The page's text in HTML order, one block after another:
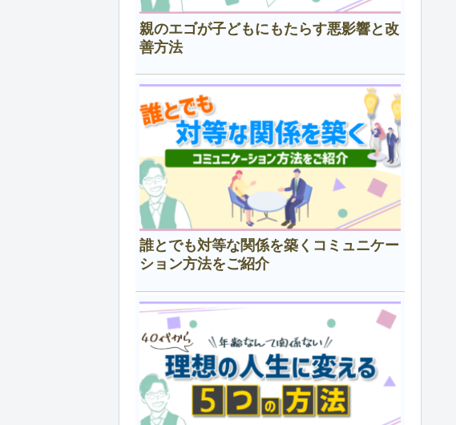
親のエゴが子どもにもたらす悪影響と改
善方法
誰とでも対等な関係を築くコミュニケー
ション方法をご紹介